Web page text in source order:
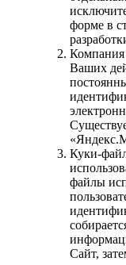
форме в
Компания
Ваших
Куки-
файлы
Сайт,